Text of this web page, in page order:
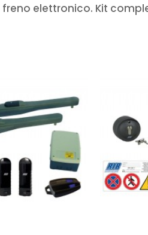
elettronico. Kit